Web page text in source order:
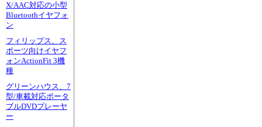
X/AAC対応の小型
Bluetoothイヤフォ
ン
フィリップス、ス
ポーツ向けイヤフ
ォンActionFit 3機
種
グリーンハウス、7
型/車載対応ポータ
ブルDVDプレーヤ
ー